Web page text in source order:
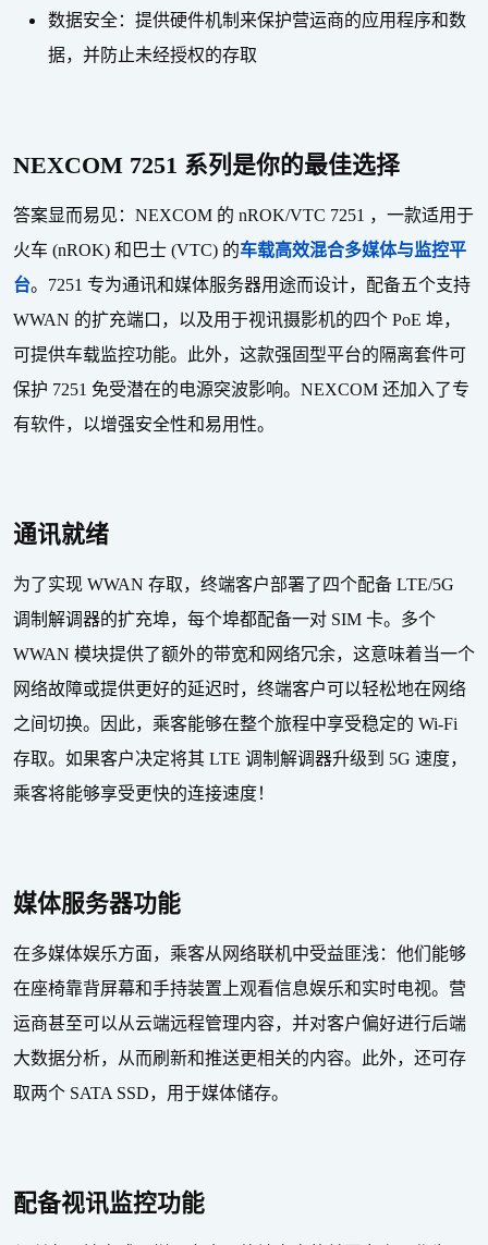
数据安全：提供硬件机制来保护营运商的应用程序和数
据，并防止未经授权的存取
NEXCOM 7251 系列是你的最佳选择
答案显而易见： NEXCOM 的 nROK/VTC 7251 ，一款适用于
火车 (nROK) 和巴士 (VTC) 的车载高效混合多媒体与监控平
台。 7251 专为通讯和媒体服务器用途而设计，配备五个支持
WWAN 的扩充端口，以及用于视讯摄影机的四个 PoE 埠，
可提供车载监控功能。此外，这款强固型平台的隔离套件可
保护 7251 免受潜在的电源突波影响。 NEXCOM 还加入了专
有软件，以增强安全性和易用性。
通讯就绪
为了实现 WWAN 存取，终端客户部署了四个配备 LTE/5G
调制解调器的扩充埠，每个埠都配备一对 SIM 卡。多个
WWAN 模块提供了额外的带宽和网络冗余，这意味着当一个
网络故障或提供更好的延迟时，终端客户可以轻松地在网络
之间切换。因此，乘客能够在整个旅程中享受稳定的 Wi-Fi
存取。如果客户决定将其 LTE 调制解调器升级到 5G 速度，
乘客将能够享受更快的连接速度！
媒体服务器功能
在多媒体娱乐方面，乘客从网络联机中受益匪浅：他们能够
在座椅靠背屏幕和手持装置上观看信息娱乐和实时电视。营
运商甚至可以从云端远程管理内容，并对客户偏好进行后端
大数据分析，从而刷新和推送更相关的内容。此外，还可存
取两个 SATA SSD，用于媒体储存。
配备视讯监控功能